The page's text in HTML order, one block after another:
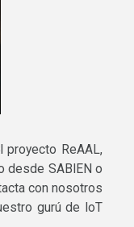
ReAAL,
desde SABIEN o
con nosotros
gurú de IoT